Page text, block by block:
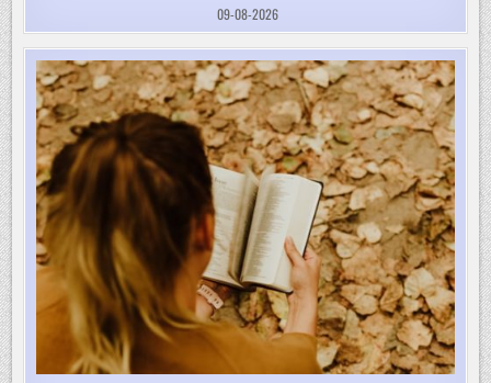
09-08-2026